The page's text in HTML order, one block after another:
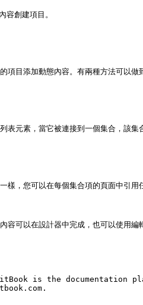
容創建項目。
目添加動態內容。有兩種方法可以做
元素，當它被連接到一個集合，該
，您可以在每個集合項的頁面中引
可以在設計器中完成，也可以使用
is the documentation